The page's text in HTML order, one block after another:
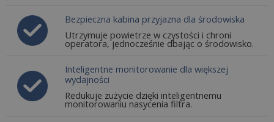
Bezpieczna kabina przyjazna dla środowiska
Utrzymuje powietrze w czystości i chroni
operatora, jednocześnie dbając o środowisko.
Inteligentne monitorowanie dla większej
wydajności
Redukuje zużycie dzięki inteligentnemu
monitorowaniu nasycenia filtra.